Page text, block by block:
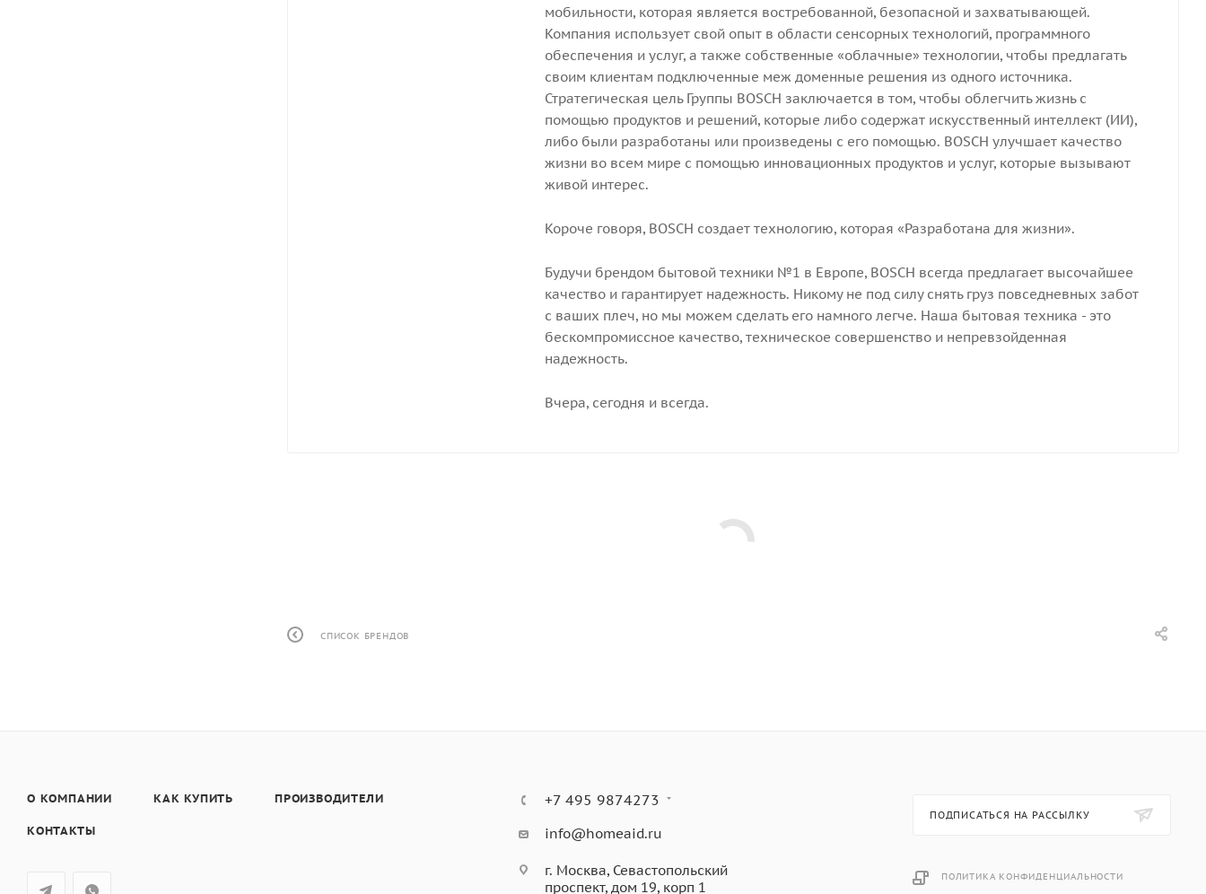
мобильности, которая является востребованной, безопасной и захватывающей.
Компания использует свой опыт в области сенсорных технологий, программного
обеспечения и услуг, а также собственные «облачные» технологии, чтобы предлагать
своим клиентам подключенные меж доменные решения из одного источника.
Стратегическая цель Группы BOSCH заключается в том, чтобы облегчить жизнь с
помощью продуктов и решений, которые либо содержат искусственный интеллект (ИИ),
либо были разработаны или произведены с его помощью. BOSCH улучшает качество
жизни во всем мире с помощью инновационных продуктов и услуг, которые вызывают
живой интерес.
Короче говоря, BOSCH создает технологию, которая «Разработана для жизни».
Будучи брендом бытовой техники №1 в Европе, BOSCH всегда предлагает высочайшее
качество и гарантирует надежность. Никому не под силу снять груз повседневных забот
с ваших плеч, но мы можем сделать его намного легче. Наша бытовая техника - это
бескомпромиссное качество, техническое совершенство и непревзойденная
надежность.
Вчера, сегодня и всегда.
СПИСОК БРЕНДОВ
О КОМПАНИИ КАК КУПИТЬ ПРОИЗВОДИТЕЛИ
КОНТАКТЫ
+7 495 9874273
info@homeaid.ru
г. Москва, Севастопольский
проспект, дом 19, корп 1
ПОДПИСАТЬСЯ НА РАССЫЛКУ
ПОЛИТИКА КОНФИДЕНЦИАЛЬНОСТИ